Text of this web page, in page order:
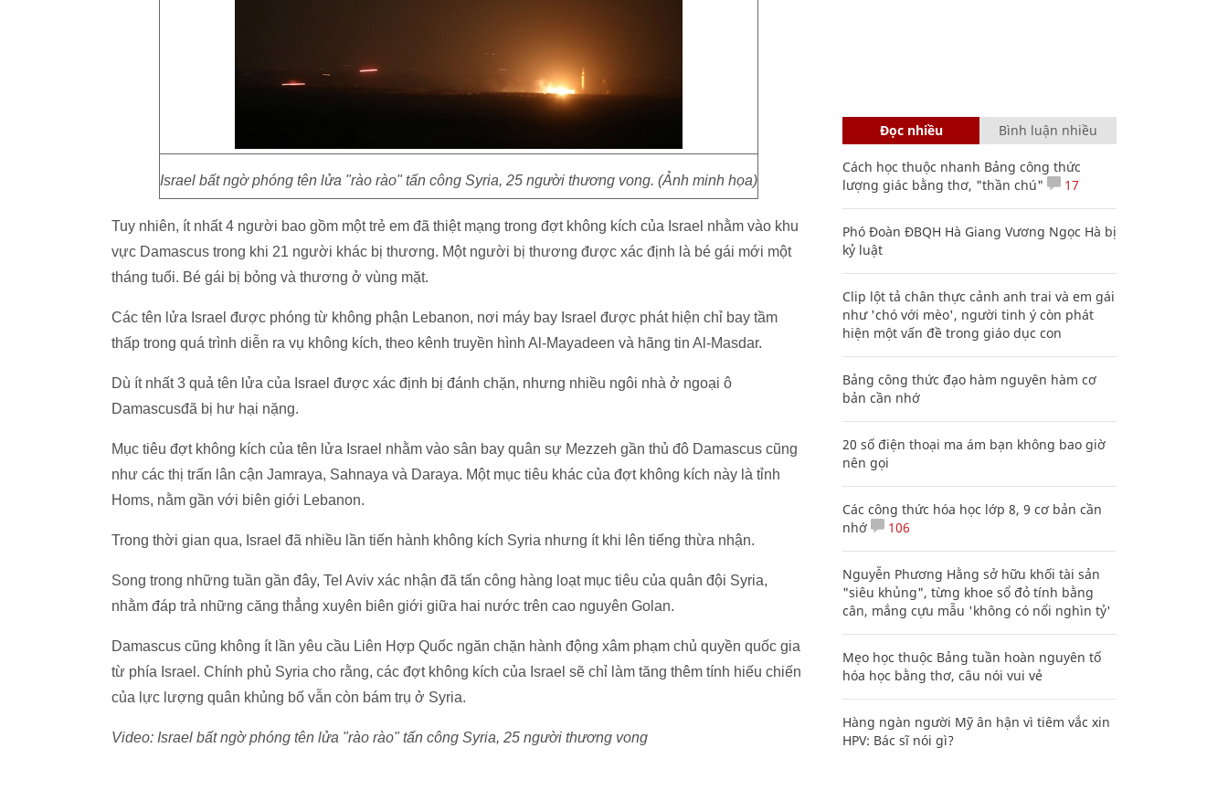
Israel bất ngờ phóng tên lửa "rào rào" tấn công Syria, 25 người thương vong. (Ảnh minh họa)
Tuy nhiên, ít nhất 4 người bao gồm một trẻ em đã thiệt mạng trong đợt không kích của Israel nhằm vào khu
vực Damascus trong khi 21 người khác bị thương. Một người bị thương được xác định là bé gái mới một
tháng tuổi. Bé gái bị bỏng và thương ở vùng mặt.
Các tên lửa Israel được phóng từ không phận Lebanon, nơi máy bay Israel được phát hiện chỉ bay tầm
thấp trong quá trình diễn ra vụ không kích, theo kênh truyền hình Al-Mayadeen và hãng tin Al-Masdar.
Dù ít nhất 3 quả tên lửa của Israel được xác định bị đánh chặn, nhưng nhiều ngôi nhà ở ngoại ô
Damascusđã bị hư hại nặng.
Mục tiêu đợt không kích của tên lửa Israel nhằm vào sân bay quân sự Mezzeh gần thủ đô Damascus cũng
như các thị trấn lân cận Jamraya, Sahnaya và Daraya. Một mục tiêu khác của đợt không kích này là tỉnh
Homs, nằm gần với biên giới Lebanon.
Trong thời gian qua, Israel đã nhiều lần tiến hành không kích Syria nhưng ít khi lên tiếng thừa nhận.
Song trong những tuần gần đây, Tel Aviv xác nhận đã tấn công hàng loạt mục tiêu của quân đội Syria,
nhằm đáp trả những căng thẳng xuyên biên giới giữa hai nước trên cao nguyên Golan.
Damascus cũng không ít lần yêu cầu Liên Hợp Quốc ngăn chặn hành động xâm phạm chủ quyền quốc gia
từ phía Israel. Chính phủ Syria cho rằng, các đợt không kích của Israel sẽ chỉ làm tăng thêm tính hiếu chiến
của lực lượng quân khủng bố vẫn còn bám trụ ở Syria.
Video: Israel bất ngờ phóng tên lửa "rào rào" tấn công Syria, 25 người thương vong
Đọc nhiều Bình luận nhiều
Cách học thuộc nhanh Bảng công thức
lượng giác bằng thơ, "thần chú"
17
Phó Đoàn ĐBQH Hà Giang Vương Ngọc Hà bị
kỷ luật
Clip lột tả chân thực cảnh anh trai và em gái
như 'chó với mèo', người tinh ý còn phát
hiện một vấn đề trong giáo dục con
Bảng công thức đạo hàm nguyên hàm cơ
bản cần nhớ
20 số điện thoại ma ám bạn không bao giờ
nên gọi
Các công thức hóa học lớp 8, 9 cơ bản cần
nhớ
106
Nguyễn Phương Hằng sở hữu khối tài sản
"siêu khủng", từng khoe sổ đỏ tính bằng
cân, mắng cựu mẫu 'không có nổi nghìn tỷ'
Mẹo học thuộc Bảng tuần hoàn nguyên tố
hóa học bằng thơ, câu nói vui vẻ
Hàng ngàn người Mỹ ân hận vì tiêm vắc xin
HPV: Bác sĩ nói gì?